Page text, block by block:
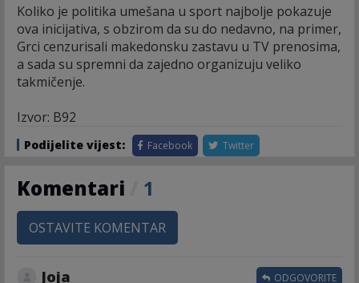
Koliko je politika umešana u sport najbolje pokazuje
ova inicijativa, s obzirom da su do nedavno, na primer,
Grci cenzurisali makedonsku zastavu u TV prenosima,
a sada su spremni da zajedno organizuju veliko
takmičenje.
Izvor: B92
Podijelite vijest: Facebook Twitter
Komentari 1
OSTAVITE KOMENTAR
Joja ODGOVORITE